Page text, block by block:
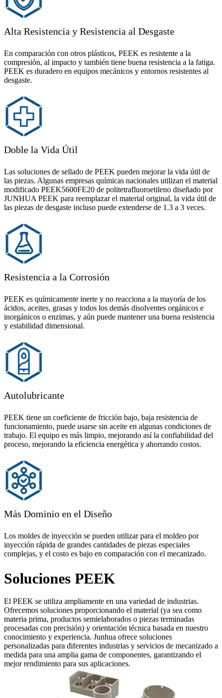
Alta Resistencia y Resistencia al Desgaste
En comparación con otros plásticos, PEEK es resistente a la
compresión, al impacto y también tiene buena resistencia a la fatiga.
PEEK es duradero en equipos mecánicos y entornos resistentes al
desgaste.
Doble la Vida Útil
Las soluciones de sellado de PEEK pueden mejorar la vida útil de
las piezas. Algunas empresas químicas nacionales utilizan el material
modificado PEEK5600FE20 de politetrafluoroetileno diseñado por
JUNHUA PEEK para reemplazar el material original, la vida útil de
las piezas de desgaste incluso puede extenderse de 1.3 a 3 veces.
Resistencia a la Corrosión
PEEK es químicamente inerte y no reacciona a la mayoría de los
ácidos, aceites, grasas y todos los demás disolventes orgánicos e
inorgánicos o enzimas, y aún puede mantener una buena resistencia
y estabilidad dimensional.
Autolubricante
PEEK tiene un coeficiente de fricción bajo, baja resistencia de
funcionamiento, puede usarse sin aceite en algunas condiciones de
trabajo. El equipo es más limpio, mejorando así la confiabilidad del
proceso, mejorando la eficiencia energética y ahorrando costos.
Más Dominio en el Diseño
Los moldes de inyección se pueden utilizar para el moldeo por
inyección rápida de grandes cantidades de piezas especiales
complejas, y el costo es bajo en comparación con el mecanizado.
Soluciones PEEK
El PEEK se utiliza ampliamente en una variedad de industrias.
Ofrecemos soluciones proporcionando el material (ya sea como
materia prima, productos semielaborados o piezas terminadas
procesadas con precisión) y orientación técnica basada en nuestro
conocimiento y experiencia. Junhua ofrece soluciones
personalizadas para diferentes industrias y servicios de mecanizado a
medida para una amplia gama de componentes, garantizando el
mejor rendimiento para sus aplicaciones.